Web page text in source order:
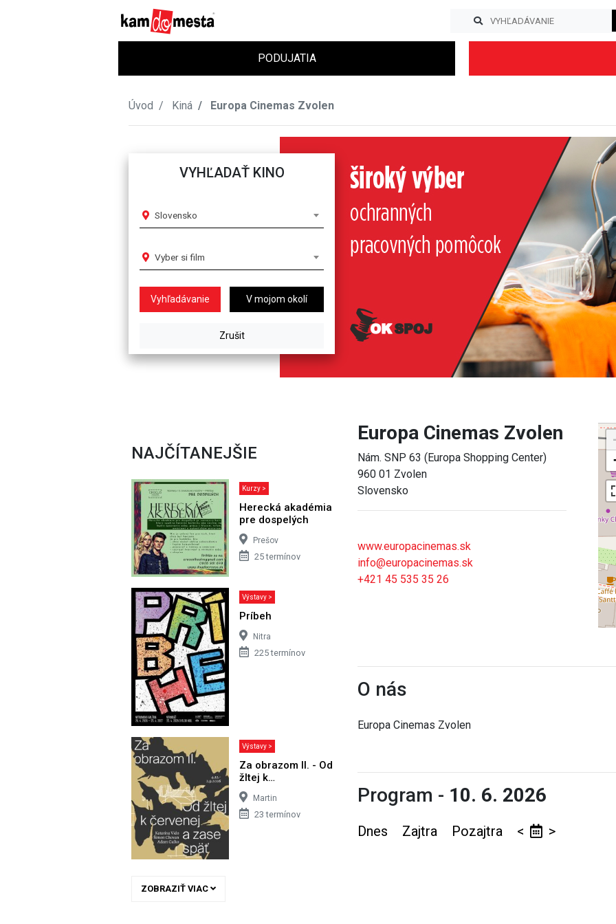
PODUJATIA
Úvod Kiná Europa Cinemas Zvolen
VYHĽADAŤ KINO
Slovensko
Vyber si film
V mojom okolí
NAJČÍTANEJŠIE
Kurzy >
Herecká akadémia
pre dospelých
Prešov
25 termínov
Výstavy >
Príbeh
Nitra
225 termínov
Výstavy >
Za obrazom II. - Od
žltej k…
Martin
23 termínov
ZOBRAZIŤ VIAC
Europa Cinemas Zvolen
Nám. SNP 63 (Europa Shopping Center)
960 01 Zvolen
Slovensko
www.europacinemas.sk
info@europacinemas.sk
+421 45 535 35 26
O nás
Europa Cinemas Zvolen
Program - 10. 6. 2026
Dnes Zajtra Pozajtra < >